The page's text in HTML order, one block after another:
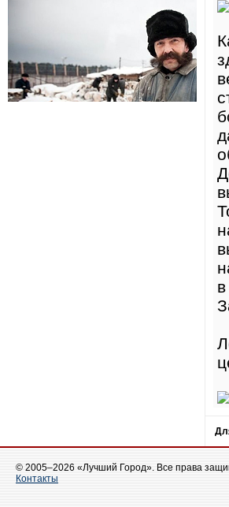
© 2005–2026 «Лучший Город». Все права
Контакты